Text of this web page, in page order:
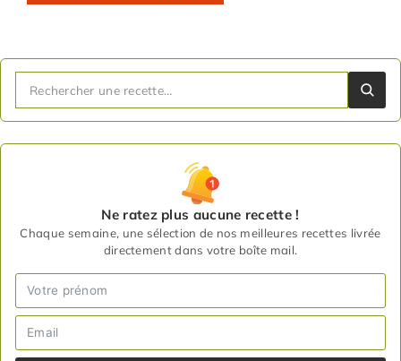
Ne ratez plus aucune recette !
Chaque semaine, une sélection de nos meilleures recettes livrée
directement dans votre boîte mail.